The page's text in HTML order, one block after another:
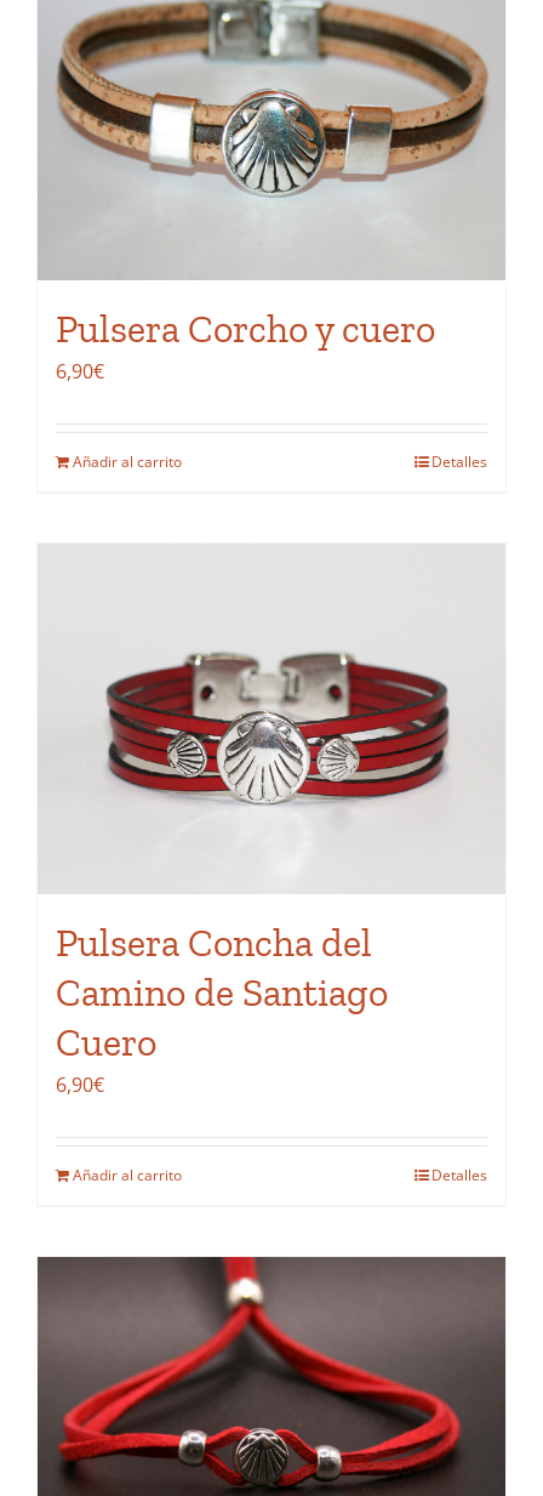
Pulsera Corcho y cuero
6,90€
Añadir al carrito Detalles
Pulsera Concha del
Camino de Santiago
Cuero
6,90€
Añadir al carrito Detalles